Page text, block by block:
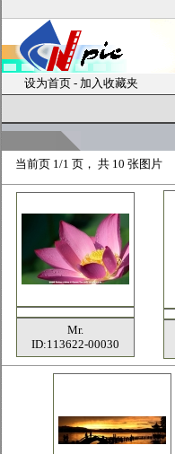
设为首页 - 加入收藏夹
当前页 1/1 页， 共 10 张图片
Mr.
ID:113622-00030